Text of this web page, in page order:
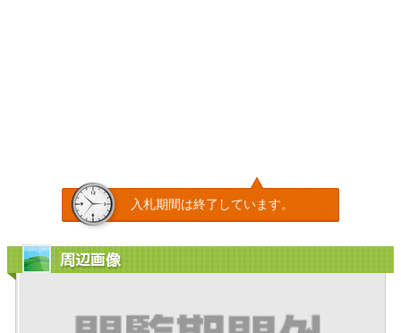
入札期間は終了しています。
周辺画像